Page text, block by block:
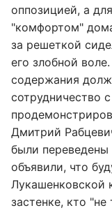
оппозицией, а
"комфортом"
за решеткой
его злобной
содержания
сотрудничество
Дмитрий
были
объявили, что
Лукашенковской
застенке, кто